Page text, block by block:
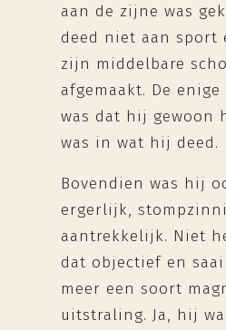
aan de zijne was
deed niet aan sport
zijn middelbare
afgemaakt. De
was dat hij gewoon
was in wat hij deed.
Bovendien was hij
ergerlijk,
aantrekkelijk. Niet
dat objectief en saai
meer een soort
uitstraling. Ja, hij